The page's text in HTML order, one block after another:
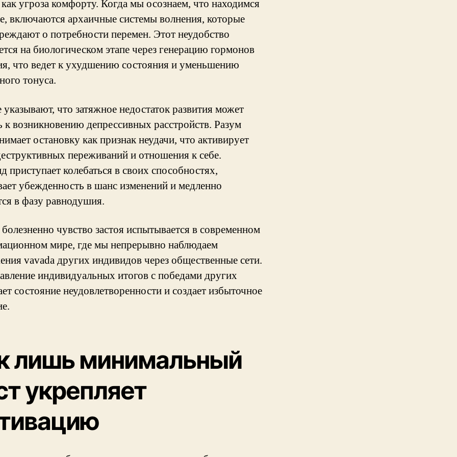
угроза комфорту. Когда мы осознаем, что находимся
включаются архаичные системы волнения, которые
о потребности перемен. Этот неудобство
на биологическом этапе через генерацию гормонов
что ведет к ухудшению состояния и уменьшению
тонуса.
что затяжное недостаток развития может
к возникновению депрессивных расстройств. Разум
остановку как признак неудачи, что активирует
переживаний и отношения к себе.
приступает колебаться в своих способностях,
убежденность в шанс изменений и медленно
в фазу равнодушия.
чувство застоя испытывается в современном
мире, где мы непрерывно наблюдаем
vavada других индивидов через общественные сети.
индивидуальных итогов с победами других
состояние неудовлетворенности и создает избыточное
лишь минимальный
укрепляет